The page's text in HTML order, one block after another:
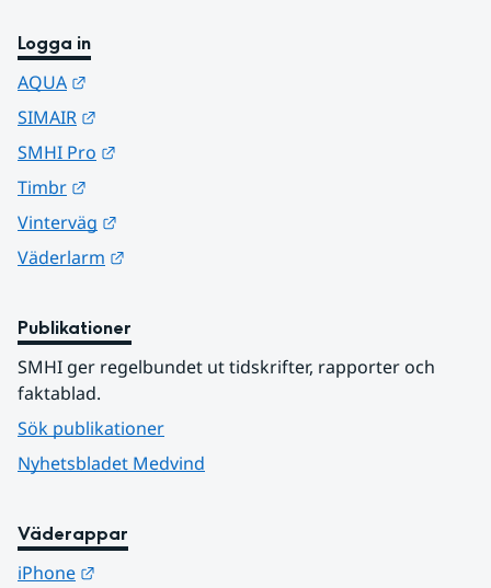
Logga in
AQUA
SIMAIR
SMHI Pro
Timbr
Vinterväg
Väderlarm
Publikationer
SMHI ger regelbundet ut tidskrifter, rapporter och
faktablad.
Sök publikationer
Nyhetsbladet Medvind
Väderappar
iPhone